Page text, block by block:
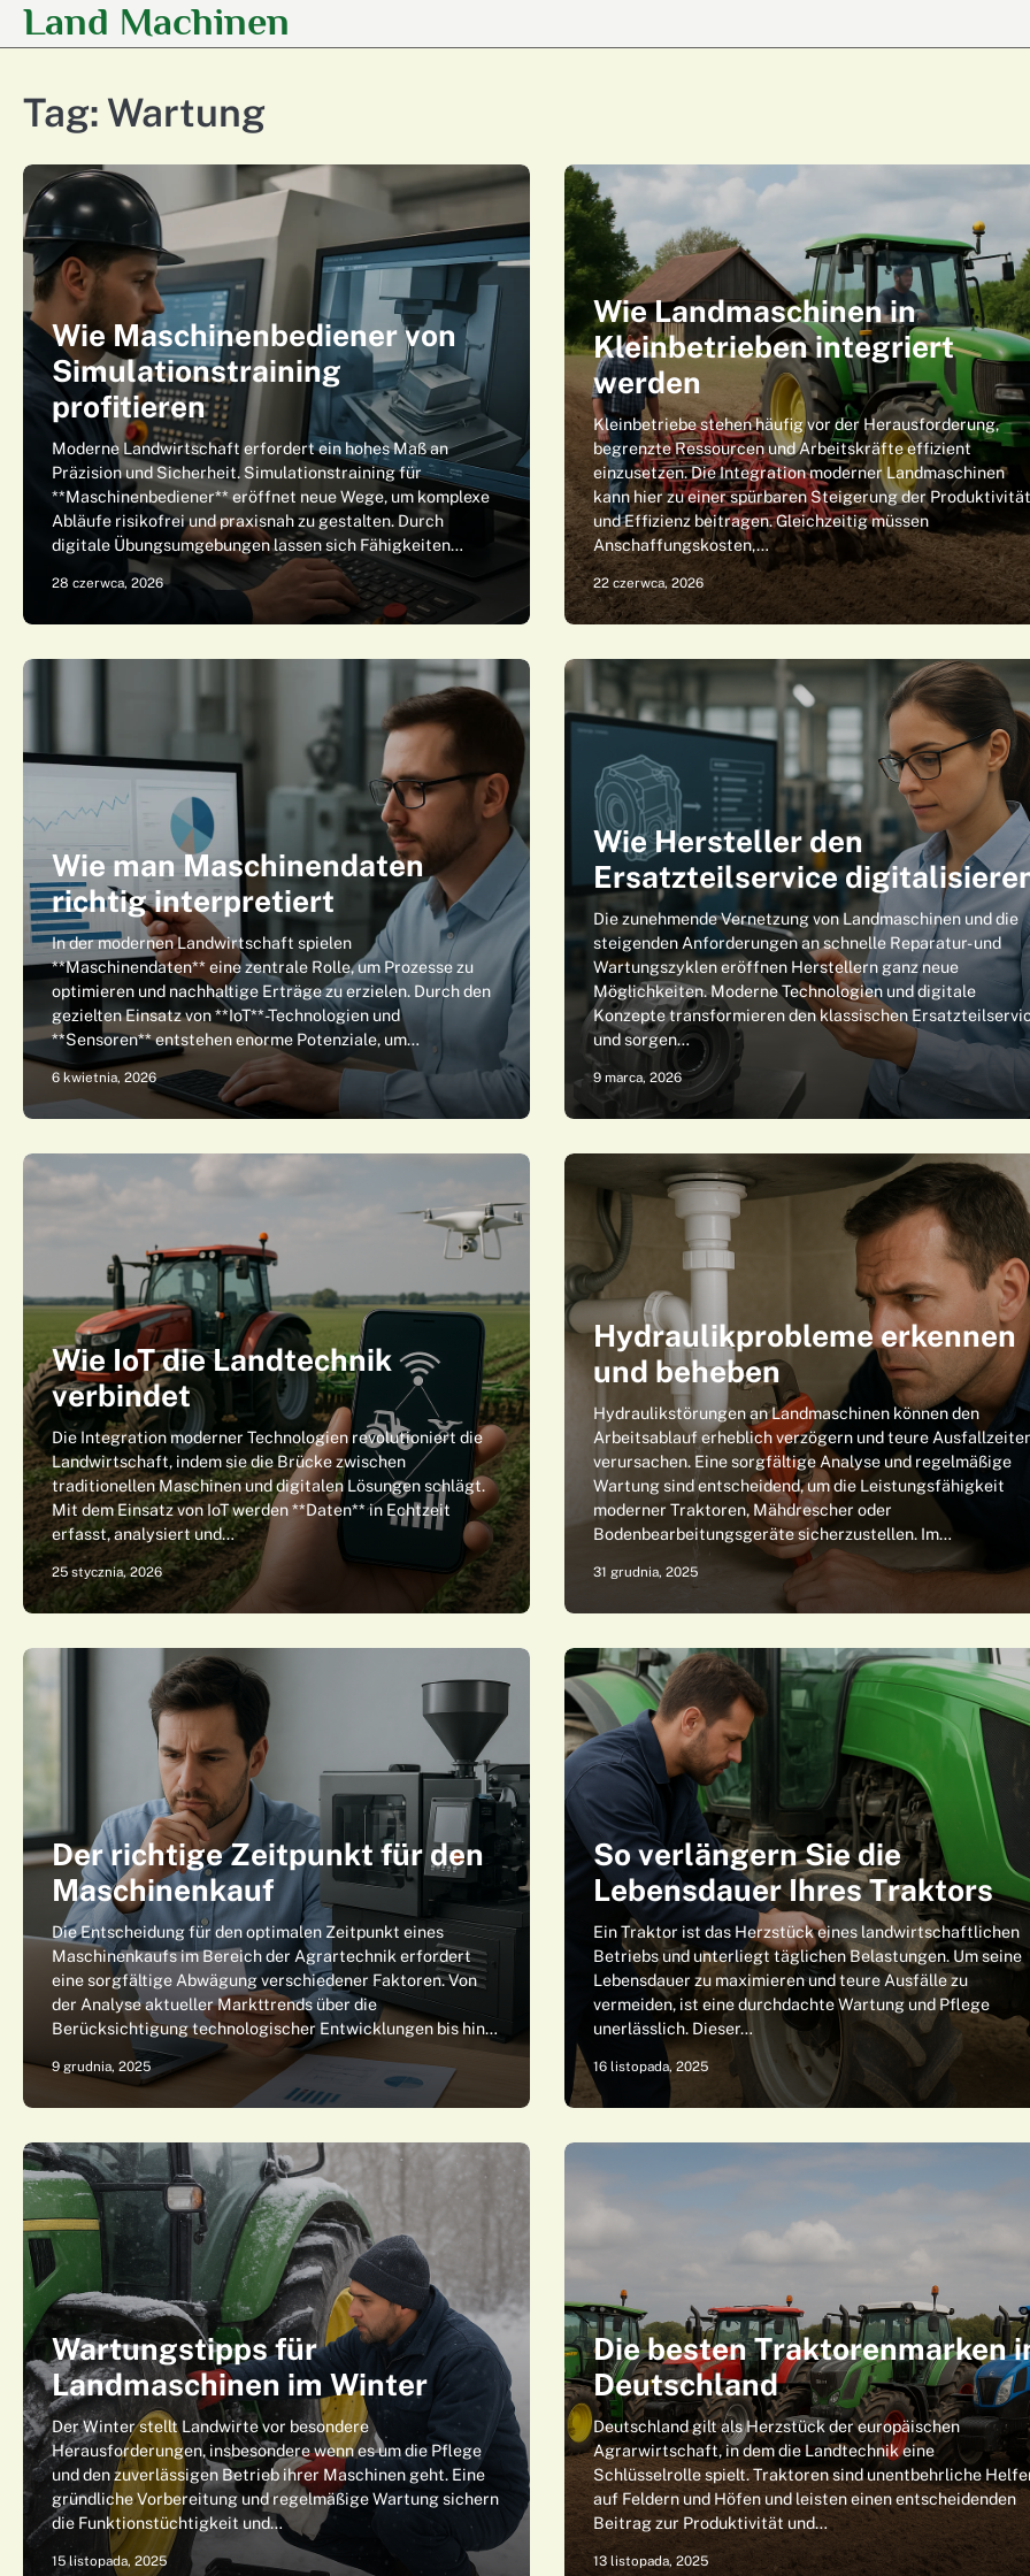
SkipLand Machinen
Tag: Wartung
Wie Maschinenbediener von
Simulationstraining
profitieren
Moderne Landwirtschaft erfordert ein hohes Maß an
Präzision und Sicherheit. Simulationstraining für
**Maschinenbediener** eröffnet neue Wege, um komplexe
Abläufe risikofrei und praxisnah zu gestalten. Durch
digitale Übungsumgebungen lassen sich Fähigkeiten…
28 czerwca, 2026
Wie Landmaschinen in
Kleinbetrieben integriert
werden
Kleinbetriebe stehen häufig vor der Herausforderung,
begrenzte Ressourcen und Arbeitskräfte effizient
einzusetzen. Die Integration moderner Landmaschinen
kann hier zu einer spürbaren Steigerung der
und Effizienz beitragen. Gleichzeitig müssen
Anschaffungskosten,…
22 czerwca, 2026
Wie man Maschinendaten
richtig interpretiert
In der modernen Landwirtschaft spielen
**Maschinendaten** eine zentrale Rolle, um Prozesse zu
optimieren und nachhaltige Erträge zu erzielen. Durch den
gezielten Einsatz von **IoT**-Technologien und
**Sensoren** entstehen enorme Potenziale, um…
6 kwietnia, 2026
Wie Hersteller den
Ersatzteilservice
Die zunehmende Vernetzung von Landmaschinen und die
steigenden Anforderungen an schnelle Reparatur- und
Wartungszyklen eröffnen Herstellern ganz neue
Möglichkeiten. Moderne Technologien und digitale
Konzepte transformieren den klassischen
und sorgen…
9 marca, 2026
Wie IoT die Landtechnik
verbindet
Die Integration moderner Technologien revolutioniert die
Landwirtschaft, indem sie die Brücke zwischen
traditionellen Maschinen und digitalen Lösungen schlägt.
Mit dem Einsatz von IoT werden **Daten** in Echtzeit
erfasst, analysiert und…
25 stycznia, 2026
Hydraulikprobleme erkennen
und beheben
Hydraulikstörungen an Landmaschinen können den
Arbeitsablauf erheblich verzögern und teure
verursachen. Eine sorgfältige Analyse und regelmäßige
Wartung sind entscheidend, um die Leistungsfähigkeit
moderner Traktoren, Mähdrescher oder
Bodenbearbeitungsgeräte sicherzustellen. Im…
31 grudnia, 2025
Der richtige Zeitpunkt für den
Maschinenkauf
Die Entscheidung für den optimalen Zeitpunkt eines
Maschinenkaufs im Bereich der Agrartechnik erfordert
eine sorgfältige Abwägung verschiedener Faktoren. Von
der Analyse aktueller Markttrends über die
Berücksichtigung technologischer Entwicklungen bis hin…
9 grudnia, 2025
So verlängern Sie die
Lebensdauer Ihres Traktors
Ein Traktor ist das Herzstück eines landwirtschaftlichen
Betriebs und unterliegt täglichen Belastungen. Um seine
Lebensdauer zu maximieren und teure Ausfälle zu
vermeiden, ist eine durchdachte Wartung und Pflege
unerlässlich. Dieser…
16 listopada, 2025
Wartungstipps für
Landmaschinen im Winter
Der Winter stellt Landwirte vor besondere
Herausforderungen, insbesondere wenn es um die Pflege
und den zuverlässigen Betrieb ihrer Maschinen geht. Eine
gründliche Vorbereitung und regelmäßige Wartung sichern
die Funktionstüchtigkeit und…
15 listopada, 2025
Die besten Traktorenmarken
Deutschland
Deutschland gilt als Herzstück der europäischen
Agrarwirtschaft, in dem die Landtechnik eine
Schlüsselrolle spielt. Traktoren sind unentbehrliche
auf Feldern und Höfen und leisten einen entscheidenden
Beitrag zur Produktivität und…
13 listopada, 2025